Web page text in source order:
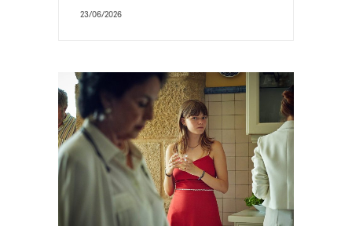
23/06/2026